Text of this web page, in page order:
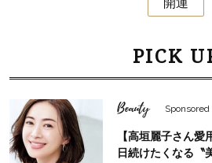
開運
PICK
Beauty Sponsored
【高垣麗子さん
日続けたくなる〝